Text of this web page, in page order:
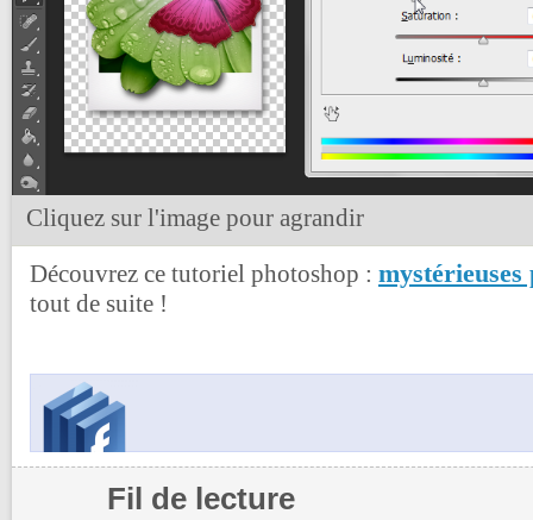
Cliquez sur l'image pour agrandir
Découvrez ce tutoriel photoshop : mystérieuses
tout de suite !
Fil de lecture